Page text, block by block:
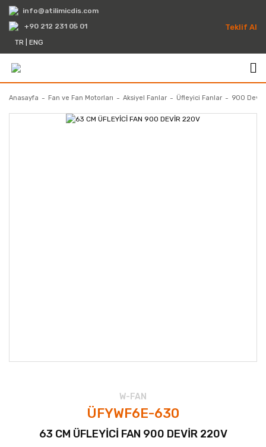
info@atilimicdis.com
+90 212 231 05 01
TR
ENG
Teklif Al
Anasayfa Fan ve Fan Motorları Aksiyel Fanlar Üfleyici Fanlar 900 Devir
W-FAN
ÜFYWF6E-630
63 CM ÜFLEYİCİ FAN 900 DEVİR 220V